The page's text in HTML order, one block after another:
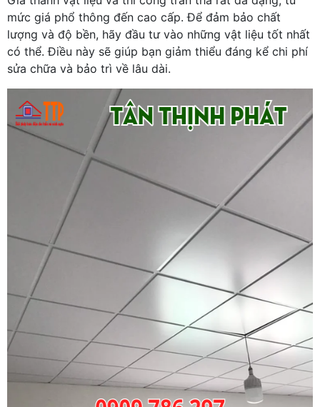
mức giá phổ thông đến cao cấp. Để đảm bảo chất
lượng và độ bền, hãy đầu tư vào những vật liệu tốt nhất
có thể. Điều này sẽ giúp bạn giảm thiểu đáng kể chi phí
sửa chữa và bảo trì về lâu dài.